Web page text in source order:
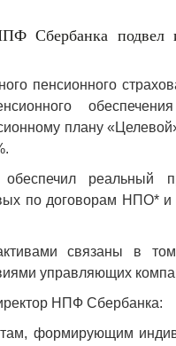
Сбербанка подвел
пенсионного
плану
реальный
по договорам НПО*
связаны в
управляющих
НПФ Сбербанка:
формирующим